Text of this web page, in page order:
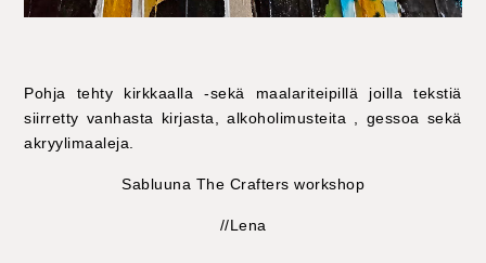
Pohja tehty kirkkaalla -sekä maalariteipillä joilla tekstiä
siirretty vanhasta kirjasta, alkoholimusteita , gessoa sekä
akryylimaaleja.
Sabluuna The Crafters workshop
//Lena